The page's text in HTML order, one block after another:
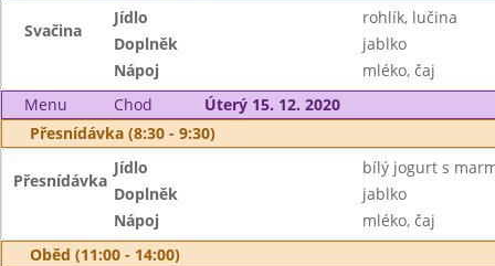
Svačina
Jídlo
rohlík, lučina
Doplněk
jablko
Nápoj
mléko, čaj
Menu
Chod
Úterý 15. 12. 2020
Přesnídávka (8:30 - 9:30)
Přesnídávka
Jídlo
bílý jogurt s
Doplněk
jablko
Nápoj
mléko, čaj
Oběd (11:00 - 14:00)